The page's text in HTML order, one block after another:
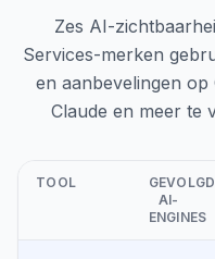
Zes AI-
Services-merken
en aanbevelingen op
Claude en meer te
TOOL
AI-
ENGINES